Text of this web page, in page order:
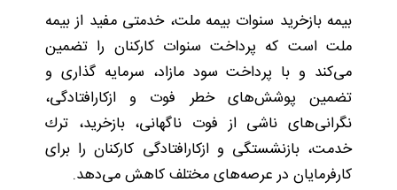
بیمه بازخر‌ید سنوات بیمه ملت، خدمتی مفید از بیمه
ملت است که پرداخت سنوات كاركنان را تضمین
می‌کند و با پرداخت سود مازاد، سرما‌یه گذاری و
تضمین پوشش‌های خطر فوت و ازكارافتادگی،
نگرانی‌های ناشی از فوت ناگهانی، بازخر‌ید، ترك
خدمت، بازنشستگی و ازكارافتادگی كاركنان را برای
کارفرمایان در عرصه‌های مختلف كاهش می‌دهد.